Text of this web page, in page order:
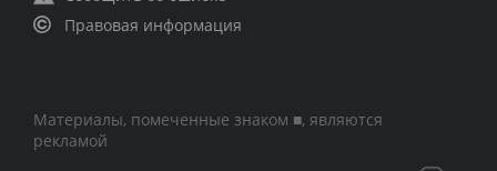
Правовая информация
Материалы, помеченные знаком ■, являются
рекламой